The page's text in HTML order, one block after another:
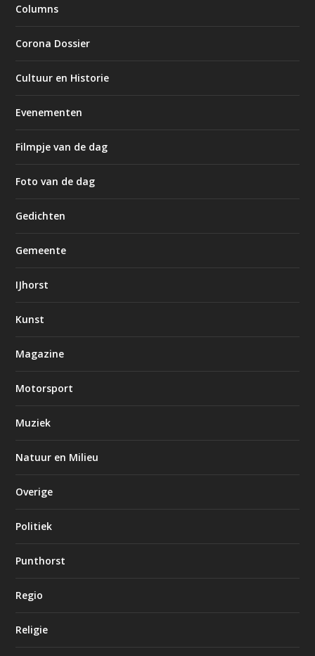
Columns
Corona Dossier
Cultuur en Historie
Evenementen
Filmpje van de dag
Foto van de dag
Gedichten
Gemeente
IJhorst
Kunst
Magazine
Motorsport
Muziek
Natuur en Milieu
Overige
Politiek
Punthorst
Regio
Religie